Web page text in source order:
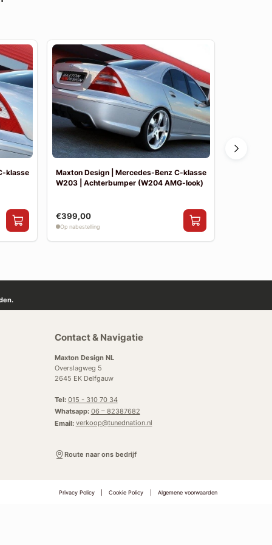
klasse
Maxton Design | Mercedes-Benz C-klasse
W203 | Achterbumper (W204 AMG-look)
€399,00
Op nabestelling
Contact & Navigatie
Maxton Design NL
Overslagweg 5
2645 EK Delfgauw
Tel: 015 - 310 70 34
Whatsapp: 06 – 82387682
Email: verkoop@tunednation.nl
Route naar ons bedrijf
Privacy Policy Cookie Policy Algemene voorwaarden